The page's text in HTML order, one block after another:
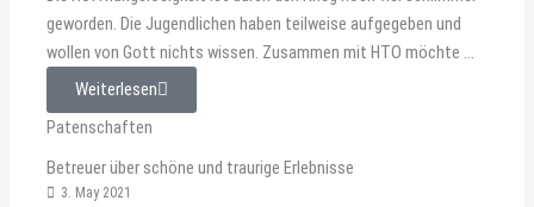
geworden. Die Jugendlichen haben teilweise aufgegeben und
wollen von Gott nichts wissen. Zusammen mit HTO möchte ...
Weiterlesen
Patenschaften
Betreuer über schöne und traurige Erlebnisse
3. May 2021